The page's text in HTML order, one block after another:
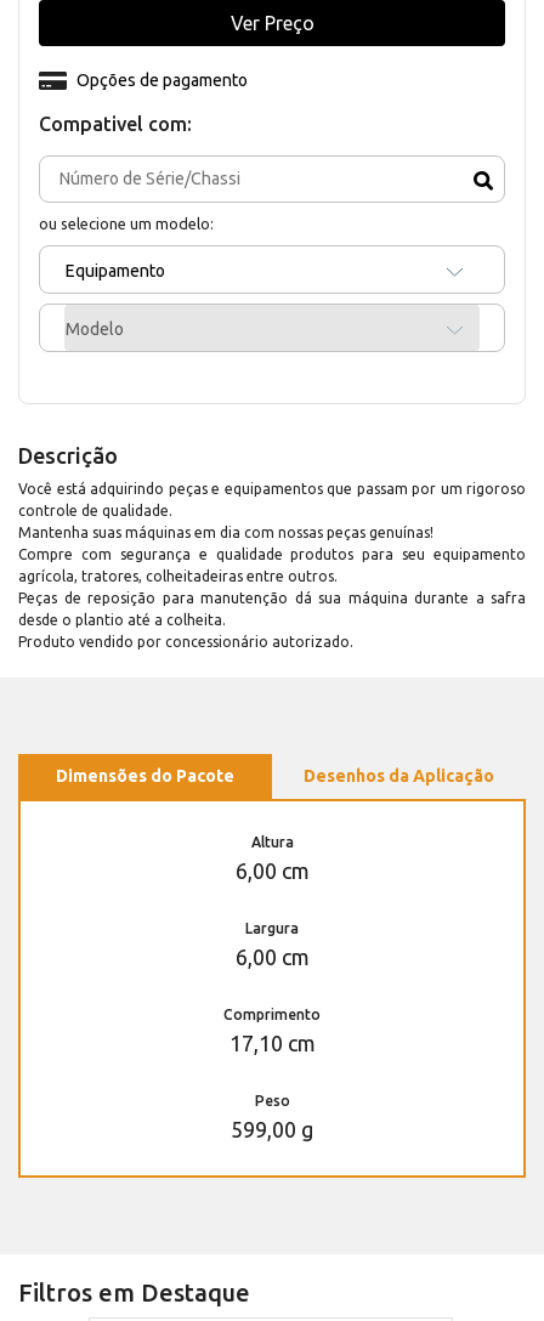
Compativel com:
ou selecione um modelo:
Equipamento
Modelo
Opções de pagamento
Ver Preço
Descrição
Você está adquirindo peças e equipamentos que passam por um rigoroso
controle de qualidade.
Mantenha suas máquinas em dia com nossas peças genuínas!
Compre com segurança e qualidade produtos para seu equipamento
agrícola, tratores, colheitadeiras entre outros.
Peças de reposição para manutenção dá sua máquina durante a safra
desde o plantio até a colheita.
Produto vendido por concessionário autorizado.
Dimensões do Pacote Desenhos da Aplicação
Altura
6,00 cm
Largura
6,00 cm
Comprimento
17,10 cm
Peso
599,00 g
Filtros em Destaque